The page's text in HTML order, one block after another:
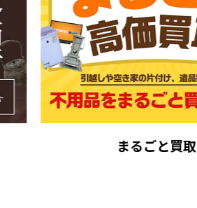
まるごと買取